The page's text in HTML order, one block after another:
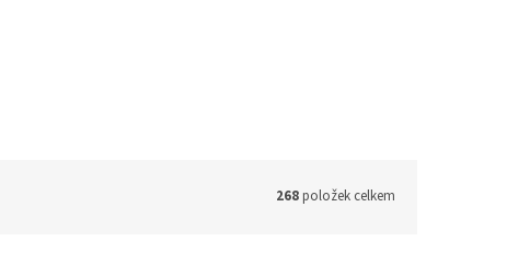
268položek celkem